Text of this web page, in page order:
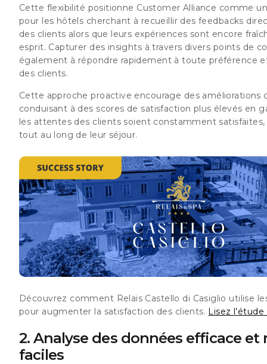
Cette flexibilité positionne Customer Alliance comme
pour les hôtels cherchant à recueillir des feedbacks
des clients alors que leurs expériences sont encore
esprit. Capturer des insights à travers divers points de
également à répondre rapidement à toute préférence
des clients.
Cette approche proactive encourage des améliorations
conduisant à des scores de satisfaction plus élevés en
les attentes des clients soient constamment satisfaites,
tout au long de leur séjour.
Découvrez comment Relais Castello di Casiglio utilise
pour augmenter la satisfaction des clients. Lisez l’étude
2. Analyse des données efficace et
faciles